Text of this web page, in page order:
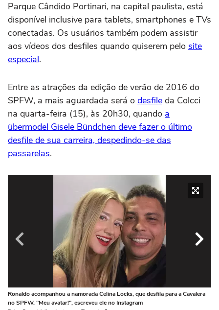
Parque Cândido Portinari, na capital paulista, está
disponível inclusive para tablets, smartphones e TVs
conectadas. Os usuários também podem assistir
aos vídeos dos desfiles quando quiserem pelo site
especial.
Entre as atrações da edição de verão de 2016 do
SPFW, a mais aguardada será o desfile da Colcci
na quarta-feira (15), às 20h30, quando a
übermodel Gisele Bündchen deve fazer o último
desfile de sua carreira, despedindo-se das
passarelas.
Ronaldo acompanhou a namorada Celina Locks, que desfila para a Cavalera
no SPFW. "Meu avatar!", escreveu ele no Instagram